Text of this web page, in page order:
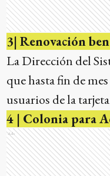
3| Renovación
La Dirección del
que hasta fin de
usuarios de la
4 | Colonia para
Ads